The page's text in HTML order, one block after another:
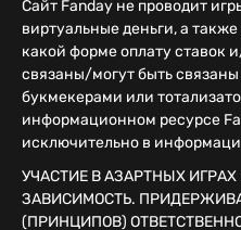
Сайт Fanday не проводит
виртуальные деньги, а
какой форме оплату ставок
связаны/могут быть
букмекерами или
информационном ресурсе
исключительно в
УЧАСТИЕ В АЗАРТНЫХ
ЗАВИСИМОСТЬ.
(ПРИНЦИПОВ)